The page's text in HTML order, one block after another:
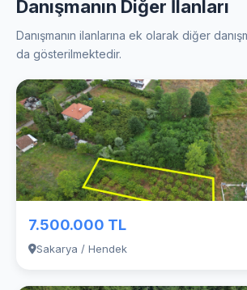
Danışmanın Diğer İlanları
Danışmanın ilanlarına ek olarak diğer
da gösterilmektedir.
7.500.000 TL
Sakarya / Hendek